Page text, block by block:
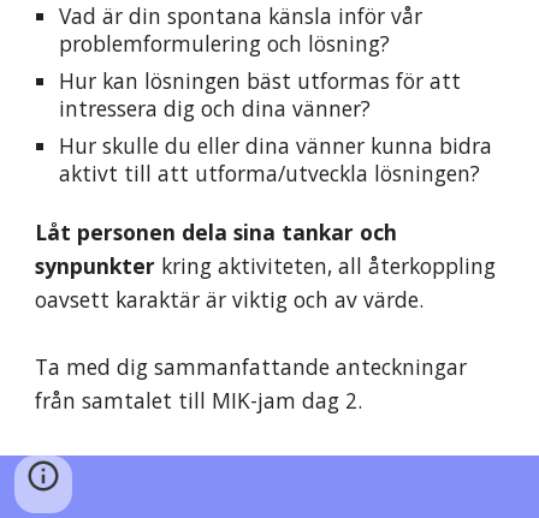
Vad är din spontana känsla inför vår
problemformulering och lösning?
Hur kan lösningen bäst utformas för att
intressera dig och dina vänner?
Hur skulle du eller dina vänner kunna bidra
aktivt till att utforma/utveckla lösningen?
Låt personen dela sina tankar och
synpunkter kring aktiviteten, all återkoppling
oavsett karaktär är viktig och av värde.
Ta med dig sammanfattande anteckningar
från samtalet till MIK-jam dag 2.